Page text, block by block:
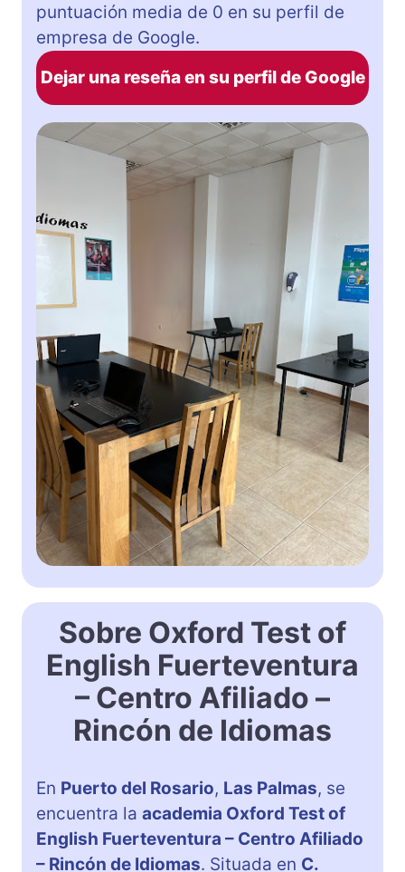
puntuación media de 0 en su perfil de
empresa de Google.
Dejar una reseña en su perfil de Google
Sobre Oxford Test of
English Fuerteventura
– Centro Afiliado –
Rincón de Idiomas
En Puerto del Rosario, Las Palmas, se
encuentra la academia Oxford Test of
English Fuerteventura – Centro Afiliado
– Rincón de Idiomas. Situada en C.